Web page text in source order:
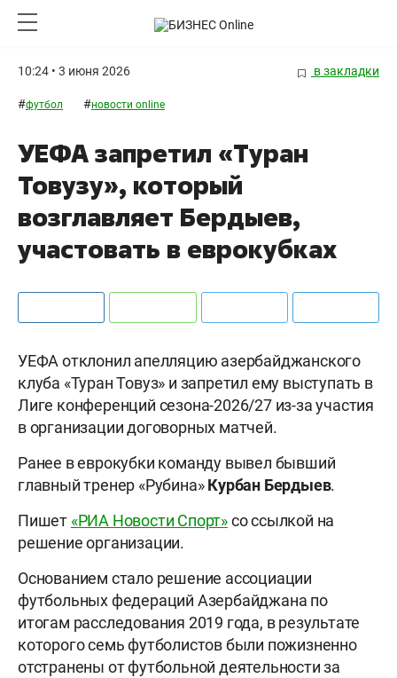
10:24 • 3 июня 2026 в закладки
#футбол #новости online
УЕФА запретил «Туран
Товузу», который
возглавляет Бердыев,
участовать в еврокубках
УЕФА отклонил апелляцию азербайджанского
клуба «Туран Товуз» и запретил ему выступать в
Лиге конференций сезона-2026/27 из-за участия
в организации договорных матчей.
Ранее в еврокубки команду вывел бывший
главный тренер «Рубина»Курбан Бердыев.
Пишет «РИА Новости Спорт»со ссылкой на
решение организации.
Основанием стало решение ассоциации
футбольных федераций Азербайджана по
итогам расследования 2019 года, в результате
которого семь футболистов были пожизненно
отстранены от футбольной деятельности за